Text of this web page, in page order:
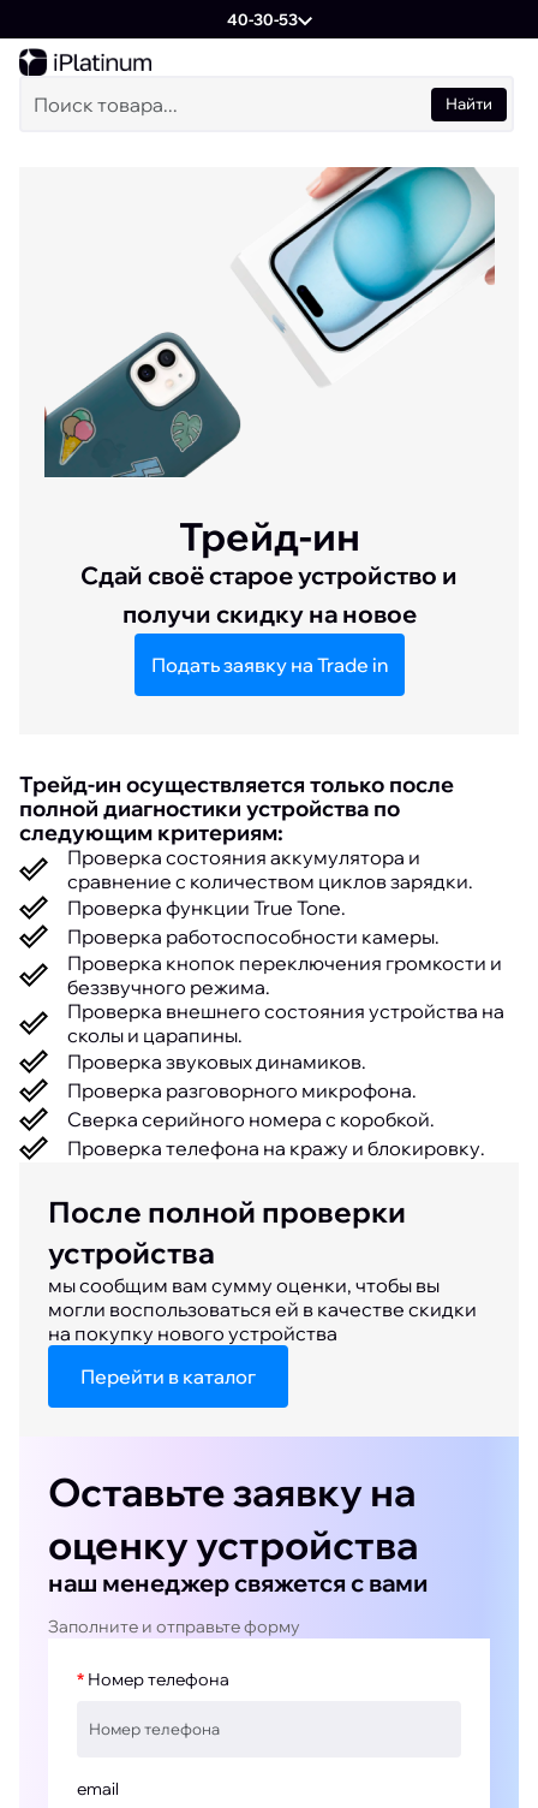
40-30-53
Найти
Трейд-ин
Сдай своё старое устройство и
получи скидку на новое
Подать заявку на Trade in
Трейд-ин осуществляется только после
полной диагностики устройства по
следующим критериям:
Проверка состояния аккумулятора и
сравнение с количеством циклов зарядки.
Проверка функции True Tone.
Проверка работоспособности камеры.
Проверка кнопок переключения громкости и
беззвучного режима.
Проверка внешнего состояния устройства на
сколы и царапины.
Проверка звуковых динамиков.
Проверка разговорного микрофона.
Сверка серийного номера с коробкой.
Проверка телефона на кражу и блокировку.
После полной проверки
устройства
мы сообщим вам сумму оценки, чтобы вы
могли воспользоваться ей в качестве скидки
на покупку нового устройства
Перейти в каталог
Оставьте заявку на
оценку устройства
наш менеджер свяжется с вами
Заполните и отправьте форму
Номер телефона
email